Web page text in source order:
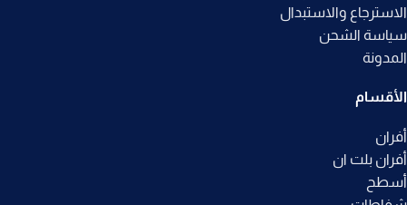
الاسترجاع والاستبدال
سياسة الشحن
المدونة
الأقسام
أفران
أفران بلت ان
أسطح